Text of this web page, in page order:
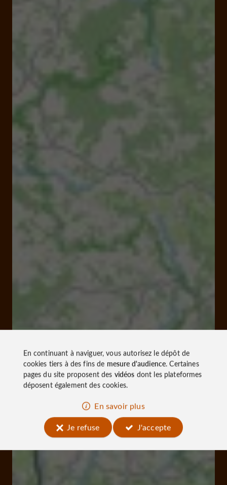
En continuant à naviguer, vous autorisez le dépôt de
cookies tiers à des fins de mesure d'audience. Certaines
pages du site proposent des vidéos dont les plateformes
déposent également des cookies.
En savoir plus
Je refuse
J'accepte